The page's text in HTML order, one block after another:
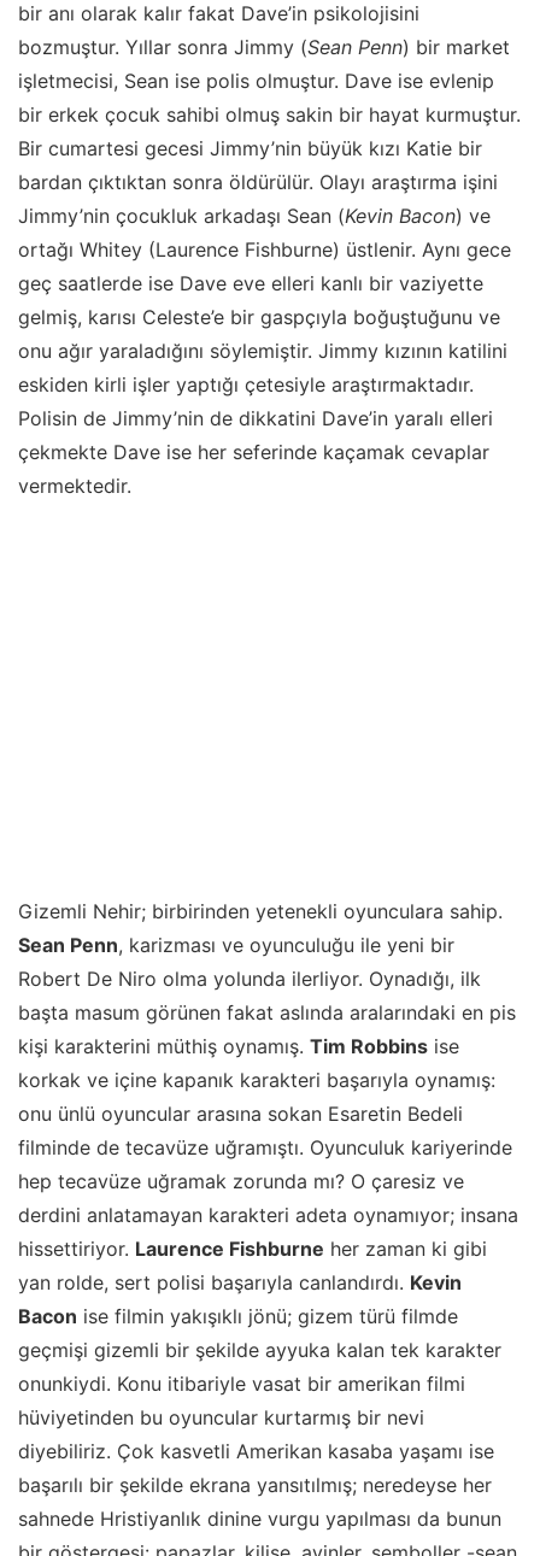
bir anı olarak kalır fakat Dave’in psikolojisini
bozmuştur. Yıllar sonra Jimmy (Sean Penn) bir market
işletmecisi, Sean ise polis olmuştur. Dave ise evlenip
bir erkek çocuk sahibi olmuş sakin bir hayat kurmuştur.
Bir cumartesi gecesi Jimmy’nin büyük kızı Katie bir
bardan çıktıktan sonra öldürülür. Olayı araştırma işini
Jimmy’nin çocukluk arkadaşı Sean (Kevin Bacon) ve
ortağı Whitey (Laurence Fishburne) üstlenir. Aynı gece
geç saatlerde ise Dave eve elleri kanlı bir vaziyette
gelmiş, karısı Celeste’e bir gaspçıyla boğuştuğunu ve
onu ağır yaraladığını söylemiştir. Jimmy kızının katilini
eskiden kirli işler yaptığı çetesiyle araştırmaktadır.
Polisin de Jimmy’nin de dikkatini Dave’in yaralı elleri
çekmekte Dave ise her seferinde kaçamak cevaplar
vermektedir.
Gizemli Nehir; birbirinden yetenekli oyunculara sahip.
Sean Penn, karizması ve oyunculuğu ile yeni bir
Robert De Niro olma yolunda ilerliyor. Oynadığı, ilk
başta masum görünen fakat aslında aralarındaki en pis
kişi karakterini müthiş oynamış. Tim Robbins ise
korkak ve içine kapanık karakteri başarıyla oynamış:
onu ünlü oyuncular arasına sokan Esaretin Bedeli
filminde de tecavüze uğramıştı. Oyunculuk kariyerinde
hep tecavüze uğramak zorunda mı? O çaresiz ve
derdini anlatamayan karakteri adeta oynamıyor; insana
hissettiriyor. Laurence Fishburne her zaman ki gibi
yan rolde, sert polisi başarıyla canlandırdı. Kevin
Bacon ise filmin yakışıklı jönü; gizem türü filmde
geçmişi gizemli bir şekilde ayyuka kalan tek karakter
onunkiydi. Konu itibariyle vasat bir amerikan filmi
hüviyetinden bu oyuncular kurtarmış bir nevi
diyebiliriz. Çok kasvetli Amerikan kasaba yaşamı ise
başarılı bir şekilde ekrana yansıtılmış; neredeyse her
sahnede Hristiyanlık dinine vurgu yapılması da bunun